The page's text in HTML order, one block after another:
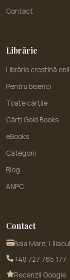
Contact
Librărie
Librărie creștină
Pentru biserici
Toate cărțile
Cărți Gold Books
eBooks
Categorii
Blog
ANPC
Contact
Baia Mare,
+40 727 765 177
Recenzii Google